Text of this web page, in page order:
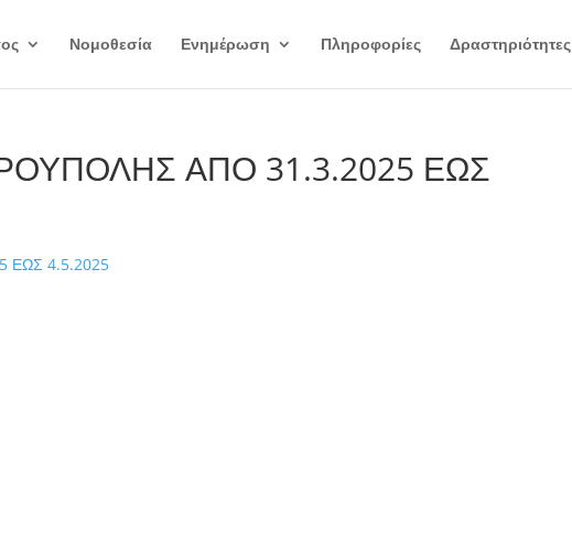
Νομοθεσία Ενημέρωση Πληροφορίες Δραστηριότητες
ΑΠΟ 31.3.2025 ΕΩΣ
ΕΩΣ 4.5.2025